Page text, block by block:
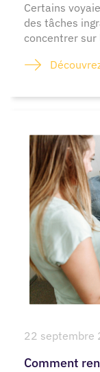
Certains
des tâches
concentrer
22 septembre
Comment